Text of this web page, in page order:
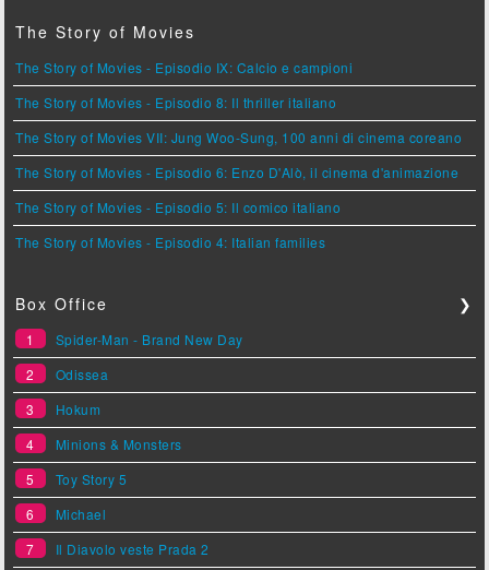
The Story of Movies
The Story of Movies - Episodio IX: Calcio e campioni
The Story of Movies - Episodio 8: Il thriller italiano
The Story of Movies VII: Jung Woo-Sung, 100 anni di cinema coreano
The Story of Movies - Episodio 6: Enzo D'Alò, il cinema d'animazione
The Story of Movies - Episodio 5: Il comico italiano
The Story of Movies - Episodio 4: Italian families
Box Office ❯
1
Spider-Man - Brand New Day
2
Odissea
3
Hokum
4
Minions & Monsters
5
Toy Story 5
6
Michael
7
Il Diavolo veste Prada 2